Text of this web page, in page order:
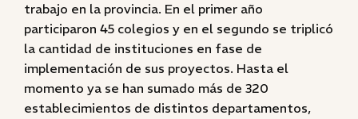
trabajo en la provincia. En el primer año
participaron 45 colegios y en el segundo se triplicó
la cantidad de instituciones en fase de
implementación de sus proyectos. Hasta el
momento ya se han sumado más de 320
establecimientos de distintos departamentos,